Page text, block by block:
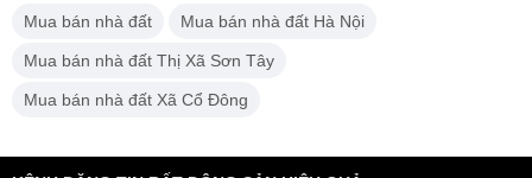
Mua bán nhà đất Mua bán nhà đất Hà Nội
Mua bán nhà đất Thị Xã Sơn Tây
Mua bán nhà đất Xã Cổ Đông